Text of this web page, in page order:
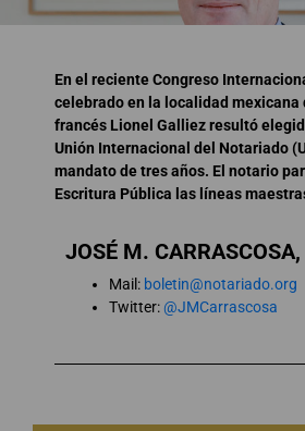
En el reciente Congreso
celebrado en la localidad mexicana
francés Lionel Galliez resultó
Unión Internacional del Notariado
mandato de tres años. El notario
Escritura Pública las líneas
JOSÉ M. CARRASCOSA,
Mail: boletin@notariado.org
Twitter:@JMCarrascosa